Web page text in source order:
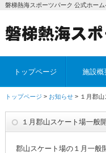
磐梯熱海スポーツパーク 公式ホーム
トップページ 施設概
トップページ > お知らせ > １月郡
１月郡山スケート場一般
郡山スケート場の１月一般